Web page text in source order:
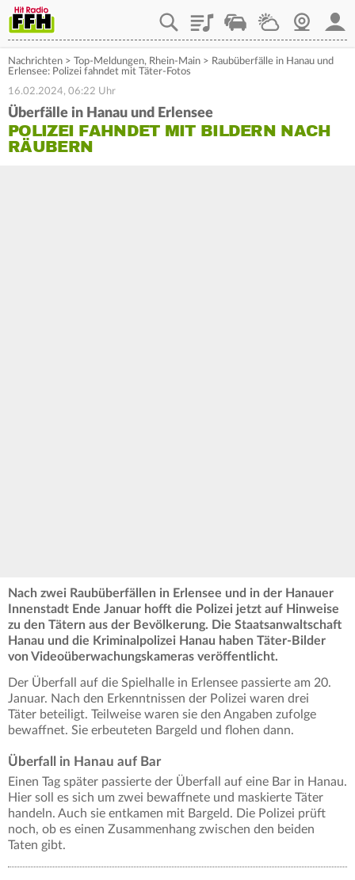
PlaylistStaupilotWetterWebcam
Nachrichten > Top-Meldungen, Rhein-Main > Raubüberfälle in Hanau und
Erlensee: Polizei fahndet mit Täter-Fotos
16.02.2024, 06:22 Uhr
Überfälle in Hanau und Erlensee
POLIZEI FAHNDET MIT BILDERN NACH
RÄUBERN
Nach zwei Raubüberfällen in Erlensee und in der Hanauer
Innenstadt Ende Januar hofft die Polizei jetzt auf Hinweise
zu den Tätern aus der Bevölkerung. Die Staatsanwaltschaft
Hanau und die Kriminalpolizei Hanau haben Täter-Bilder
von Videoüberwachungskameras veröffentlicht.
Der Überfall auf die Spielhalle in Erlensee passierte am 20.
Januar. Nach den Erkenntnissen der Polizei waren drei
Täter beteiligt. Teilweise waren sie den Angaben zufolge
bewaffnet. Sie erbeuteten Bargeld und flohen dann.
Überfall in Hanau auf Bar
Einen Tag später passierte der Überfall auf eine Bar in Hanau.
Hier soll es sich um zwei bewaffnete und maskierte Täter
handeln. Auch sie entkamen mit Bargeld. Die Polizei prüft
noch, ob es einen Zusammenhang zwischen den beiden
Taten gibt.